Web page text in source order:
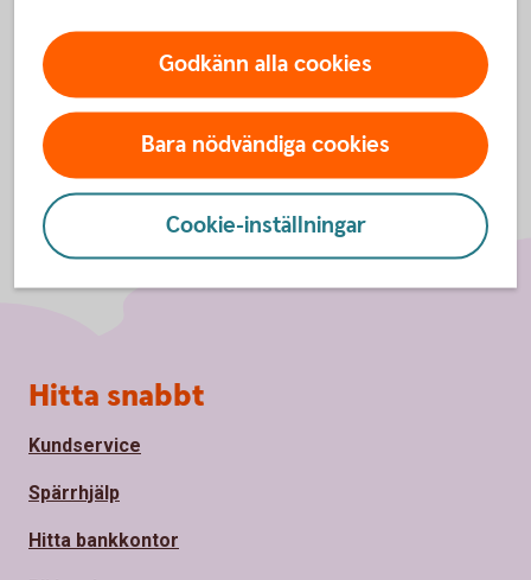
Godkänn alla cookies
Bara nödvändiga cookies
Cookie-inställningar
Sidfot
Hitta snabbt
Kundservice
Spärrhjälp
Hitta bankkontor